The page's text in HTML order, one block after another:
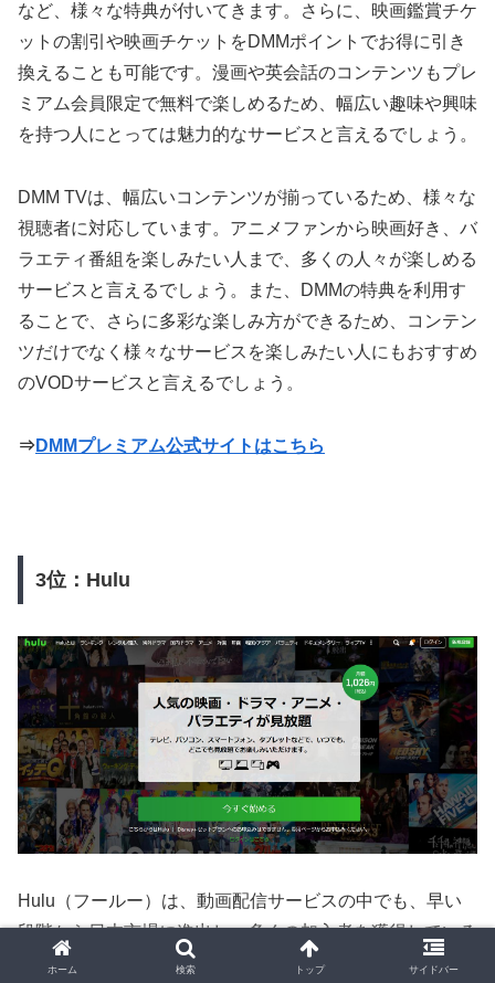
など、様々な特典が付いてきます。さらに、映画鑑賞チケ
ットの割引や映画チケットをDMMポイントでお得に引き
換えることも可能です。漫画や英会話のコンテンツもプレ
ミアム会員限定で無料で楽しめるため、幅広い趣味や興味
を持つ人にとっては魅力的なサービスと言えるでしょう。
DMM TVは、幅広いコンテンツが揃っているため、様々な
視聴者に対応しています。アニメファンから映画好き、バ
ラエティ番組を楽しみたい人まで、多くの人々が楽しめる
サービスと言えるでしょう。また、DMMの特典を利用す
ることで、さらに多彩な楽しみ方ができるため、コンテン
ツだけでなく様々なサービスを楽しみたい人にもおすすめ
のVODサービスと言えるでしょう。
⇒ DMMプレミアム公式サイトはこちら
3位：Hulu
Hulu（フールー）は、動画配信サービスの中でも、早い
段階から日本市場に進出し、多くの加入者を獲得している
サービスです。月額1,026円というリーズナブルな価格
ホーム 検索 トップ サイドバー